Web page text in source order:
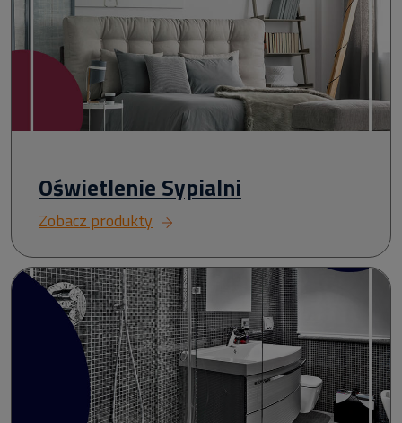
Oświetlenie Sypialni
Zobacz produkty